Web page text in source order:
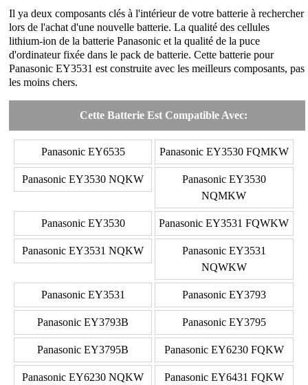
Il ya deux composants clés à l'intérieur de votre batterie à rechercher
lors de l'achat d'une nouvelle batterie. La qualité des cellules
lithium-ion de la batterie Panasonic et la qualité de la puce
d'ordinateur fixée dans le pack de batterie. Cette batterie pour
Panasonic EY3531 est construite avec les meilleurs composants, pas
les moins chers.
Cette Batterie Est Compatible Avec:
Panasonic EY6535 Panasonic EY3530 FQMKW
Panasonic EY3530 NQKW
Panasonic EY3530
NQMKW
Panasonic EY3530 Panasonic EY3531 FQWKW
Panasonic EY3531 NQKW
Panasonic EY3531
NQWKW
Panasonic EY3531 Panasonic EY3793
Panasonic EY3793B Panasonic EY3795
Panasonic EY3795B Panasonic EY6230 FQKW
Panasonic EY6230 NQKW Panasonic EY6431 FQKW